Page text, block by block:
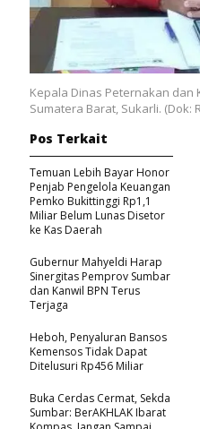
Kepala Dinas Peternakan dan
Sumatera Barat, Sukarli. (Dok:
Pos Terkait
Temuan Lebih Bayar Honor
Penjab Pengelola Keuangan
Pemko Bukittinggi Rp1,1
Miliar Belum Lunas Disetor
ke Kas Daerah
Gubernur Mahyeldi Harap
Sinergitas Pemprov Sumbar
dan Kanwil BPN Terus
Terjaga
Heboh, Penyaluran Bansos
Kemensos Tidak Dapat
Ditelusuri Rp456 Miliar
Buka Cerdas Cermat, Sekda
Sumbar: BerAKHLAK Ibarat